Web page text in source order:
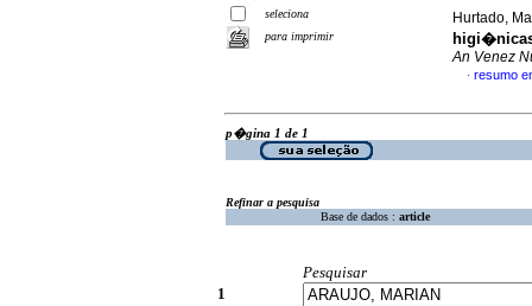
seleciona
para imprimir
Hurtado,
An Venez
· resumo
p�gina 1 de 1
Refinar a pesquisa
Base de dados : article
Pesquisar
1